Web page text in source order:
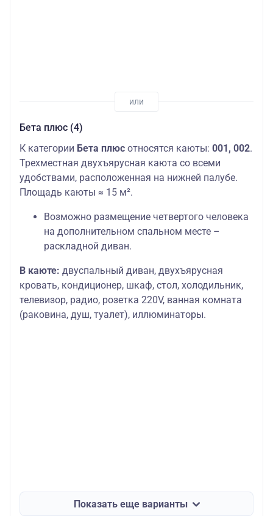
Бета плюс (4)
К категории Бета плюс относятся каюты: 001, 002.
Трехместная двухъярусная каюта со всеми
удобствами, расположенная на нижней палубе.
Площадь каюты ≈ 15 м².
Возможно размещение четвертого человека
на дополнительном спальном месте –
раскладной диван.
В каюте: двуспальный диван, двухъярусная
кровать, кондиционер, шкаф, стол, холодильник,
телевизор, радио, розетка 220V, ванная комната
(раковина, душ, туалет), иллюминаторы.
Показать еще варианты